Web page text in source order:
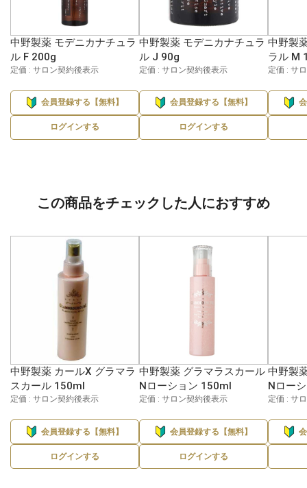
中野製薬 モデニカナチュラ
ル F 200g
定価 : サロン契約後表示
会員登録する【無料】
ログインする
中野製薬 モデニカナチュラ
ル J 90g
定価 : サロン契約後表示
会員登録する【無料】
ログインする
中野製
ラル M
定価 : サ
この商品をチェックした人におすすめ
中野製薬 カールX グラマラ
スカール 150ml
定価 : サロン契約後表示
会員登録する【無料】
ログインする
中野製薬 グラマラスカール
Nローション 150ml
定価 : サロン契約後表示
会員登録する【無料】
ログインする
中野製
Nロー
定価 : サ